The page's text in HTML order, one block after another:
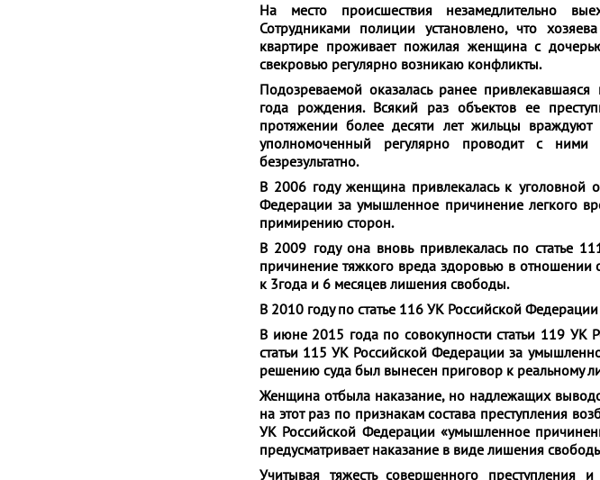
На место происшествия незамедлительно
Сотрудниками полиции установлено, что
квартире проживает пожилая женщина с
свекровью регулярно возникаю конфликты.
Подозреваемой оказалась ранее
года рождения. Всякий раз объектов ее
протяжении более десяти лет жильцы
уполномоченный регулярно проводит с ними
безрезультатно.
В 2006 году женщина привлекалась к уголовной
Федерации за умышленное причинение легкого
примирению сторон.
В 2009 году она вновь привлекалась по статье
причинение тяжкого вреда здоровью в отношении
к 3года и 6 месяцев лишения свободы.
В 2010 году по статье 116 УК Российской
В июне 2015 года по совокупности статьи 119 УК
статьи 115 УК Российской Федерации за
решению суда был вынесен приговор к реальному
Женщина отбыла наказание, но надлежащих
на этот раз по признакам состава преступления
УК Российской Федерации «умышленное
предусматривает наказание в виде лишения
Учитывая тяжесть совершенного